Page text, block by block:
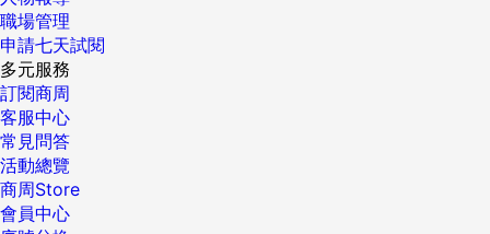
職場管理
申請七天試閱
多元服務
訂閱商周
客服中心
常見問答
活動總覽
商周Store
會員中心